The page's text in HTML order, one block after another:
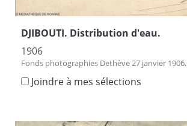
DJIBOUTI. Distribution d'eau.
1906
Fonds photographies Dethève 27 janvier 1906.
Joindre à mes sélections